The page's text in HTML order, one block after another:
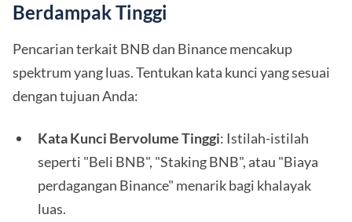
Berdampak Tinggi
Pencarian terkait BNB dan Binance mencakup
spektrum yang luas. Tentukan kata kunci yang sesuai
dengan tujuan Anda:
Kata Kunci Bervolume Tinggi: Istilah-istilah
seperti "Beli BNB", "Staking BNB", atau "Biaya
perdagangan Binance" menarik bagi khalayak
luas.